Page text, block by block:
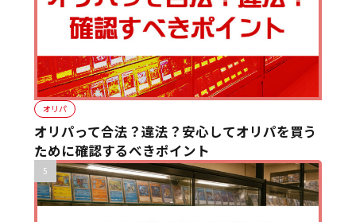
オリパ
オリパって合法？違法？安心してオリパを買う
ために確認するべきポイント